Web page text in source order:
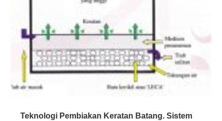
Teknologi Pembiakan Keratan Batang. Sistem